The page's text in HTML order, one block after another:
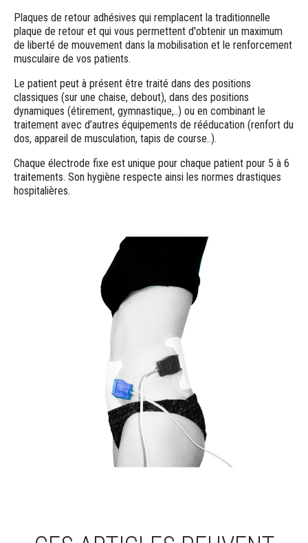
Plaques de retour adhésives qui remplacent la traditionnelle
plaque de retour et qui vous permettent d'obtenir un maximum
de liberté de mouvement dans la mobilisation et le renforcement
musculaire de vos patients.
Le patient peut à présent être traité dans des positions
classiques (sur une chaise, debout), dans des positions
dynamiques (étirement, gymnastique,..) ou en combinant le
traitement avec d’autres équipements de rééducation (renfort du
dos, appareil de musculation, tapis de course..).
Chaque électrode fixe est unique pour chaque patient pour 5 à 6
traitements. Son hygiène respecte ainsi les normes drastiques
hospitalières.